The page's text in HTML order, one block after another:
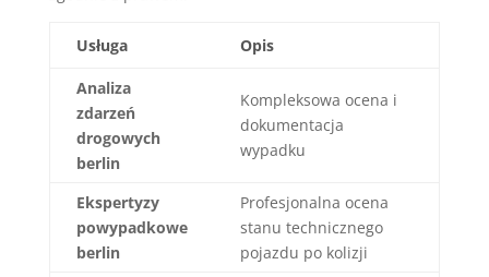
Usługa Opis
Analiza
zdarzeń
drogowych
berlin
Kompleksowa ocena i
dokumentacja
wypadku
Ekspertyzy
powypadkowe
berlin
Profesjonalna ocena
stanu technicznego
pojazdu po kolizji